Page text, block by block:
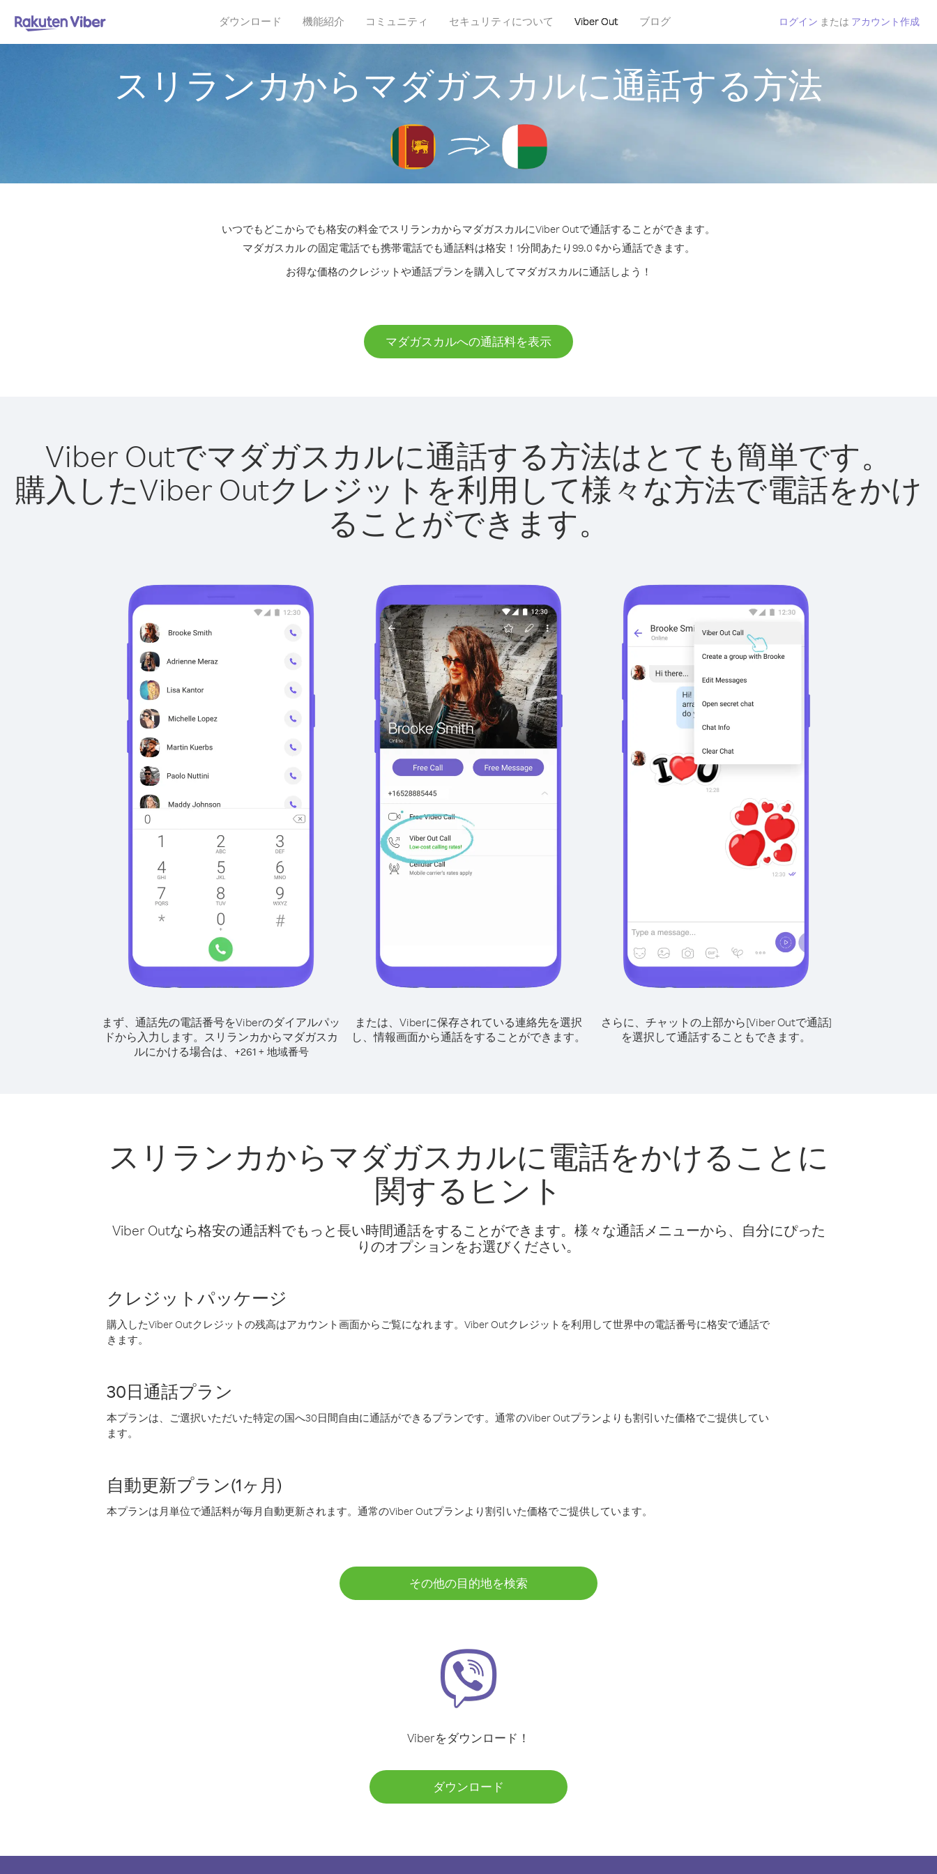
ダウンロード 機能紹介 コミュニティ セキュリティについて Viber Out ブログ ログイン または アカウント作成
スリランカからマダガスカルに通話する方法
いつでもどこからでも格安の料金でスリランカからマダガスカルにViber Outで通話することができます。
マダガスカル の固定電話でも携帯電話でも通話料は格安！1分間あたり99.0 ¢から通話できます。
お得な価格のクレジットや通話プランを購入してマダガスカルに通話しよう！
マダガスカルへの通話料を表示
Viber Outでマダガスカルに通話する方法はとても簡単です。
購入したViber Outクレジットを利用して様々な方法で電話をかけ
ることができます。
まず、通話先の電話番号をViberのダイアルパッ
ドから入力します。 スリランカからマダガスカ
ルにかける場合は、
+261+ 地域番号
または、Viberに保存されている連絡先を選択
し、情報画面から通話をすることができます。
さらに、チャットの上部から[Viber Outで通話]
を選択して通話することもできます。
スリランカからマダガスカルに電話をかけることに
関するヒント
Viber Outなら格安の通話料でもっと長い時間通話をすることができます。様々な通話メニューから、自分にぴった
りのオプションをお選びください。
クレジットパッケージ
購入したViber Outクレジットの残高はアカウント画面からご覧になれます。Viber Outクレジットを利用して世界中の電話番号に格安で通話で
きます。
30日通話プラン
本プランは、ご選択いただいた特定の国へ30日間自由に通話ができるプランです。通常のViber Outプランよりも割引いた価格でご提供してい
ます。
自動更新プラン(1ヶ月)
本プランは月単位で通話料が毎月自動更新されます。通常のViber Outプランより割引いた価格でご提供しています。
その他の目的地を検索
Viberをダウンロード！
ダウンロード